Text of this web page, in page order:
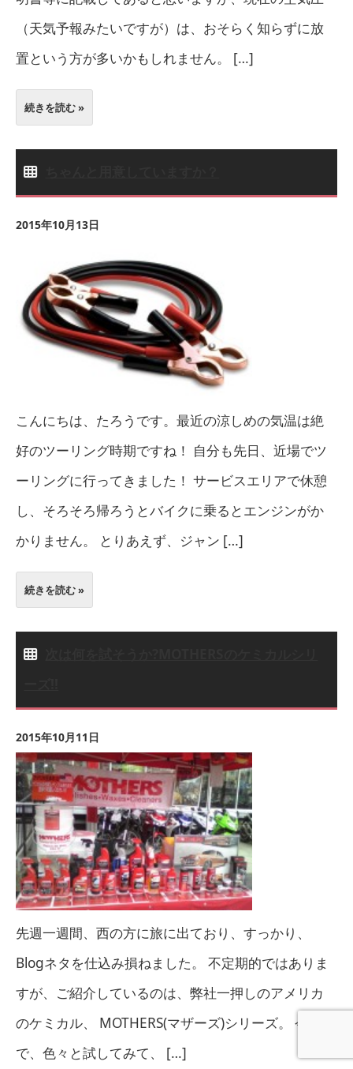
（天気予報みたいですが）は、おそらく知らずに放
置という方が多いかもしれません。 […]
続きを読む »
2015年10月13日
こんにちは、たろうです。最近の涼しめの気温は絶
好のツーリング時期ですね！ 自分も先日、近場でツ
ーリングに行ってきました！ サービスエリアで休憩
し、そろそろ帰ろうとバイクに乗るとエンジンがか
かりません。 とりあえず、ジャン […]
続きを読む »
2015年10月11日
先週一週間、西の方に旅に出ており、すっかり、
Blogネタを仕込み損ねました。 不定期的ではありま
すが、ご紹介しているのは、弊社一押しのアメリカ
のケミカル、 MOTHERS(マザーズ)シリーズ。 今ま
で、色々と試してみて、 […]